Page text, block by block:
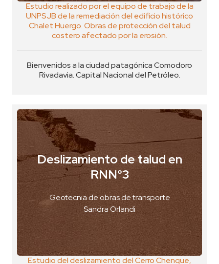
Estudio realizado por el equipo de trabajo de la
UNPSJB de la remediación del edificio histórico
Chalet Huergo. Obras de protección del talud
costero afectado por la erosión.
Bienvenidos a la ciudad patagónica Comodoro
Rivadavia. Capital Nacional del Petróleo.
Deslizamiento de talud en
RNN°3
Geotecnia de obras de transporte
Sandra Orlandi
Comodoro Rivadavia, Argentina
VER FOTO
VER GEOPOSTAL
Estudio del deslizamiento del Cerro Chenque,